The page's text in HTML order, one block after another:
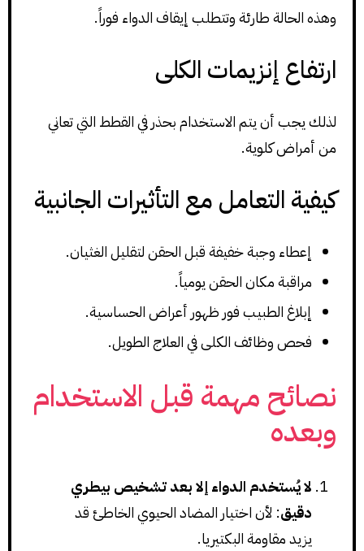
وهذه الحالة طارئة وتتطلب إيقاف الدواء فوراً.
ارتفاع إنزيمات الكلى
لذلك يجب أن يتم الاستخدام بحذر في القطط التي تعاني
من أمراض كلوية.
كيفية التعامل مع التأثيرات الجانبية
إعطاء وجبة خفيفة قبل الحقن لتقليل الغثيان.
مراقبة مكان الحقن يومياً.
إبلاغ الطبيب فور ظهور أعراض الحساسية.
فحص وظائف الكلى في العلاج الطويل.
نصائح مهمة قبل الاستخدام
وبعده
لا يُستخدم الدواء إلا بعد تشخيص بيطري
دقيق: لأن اختيار المضاد الحيوي الخاطئ قد
يزيد مقاومة البكتيريا.